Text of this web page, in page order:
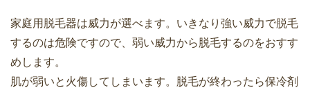
家庭用脱毛器は威力が選べます。いきなり強い威力で脱毛
するのは危険ですので、弱い威力から脱毛するのをおすす
めします。
肌が弱いと火傷してしまいます。脱毛が終わったら保冷剤